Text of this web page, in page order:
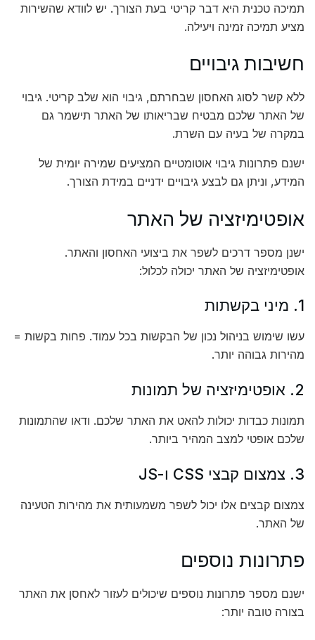
תמיכה טכנית היא דבר קריטי בעת הצורך. יש לוודא שהשירות
מציע תמיכה זמינה ויעילה.
חשיבות גיבויים
ללא קשר לסוג האחסון שבחרתם, גיבוי הוא שלב קריטי. גיבוי
של האתר שלכם מבטיח שבריאותו של האתר תישמר גם
במקרה של בעיה עם השרת.
ישנם פתרונות גיבוי אוטומטיים המציעים שמירה יומית של
המידע, וניתן גם לבצע גיבויים ידניים במידת הצורך.
אופטימיזציה של האתר
ישנן מספר דרכים לשפר את ביצועי האחסון והאתר.
אופטימיזציה של האתר יכולה לכלול:
1. מיני בקשתות
עשו שימוש בניהול נכון של הבקשות בכל עמוד. פחות בקשות =
מהירות גבוהה יותר.
2. אופטימיזציה של תמונות
תמונות כבדות יכולות להאט את האתר שלכם. ודאו שהתמונות
שלכם אופטי למצב המהיר ביותר.
3. צמצום קבצי CSS ו-JS
צמצום קבצים אלו יכול לשפר משמעותית את מהירות הטעינה
של האתר.
פתרונות נוספים
ישנם מספר פתרונות נוספים שיכולים לעזור לאחסן את האתר
בצורה טובה יותר: